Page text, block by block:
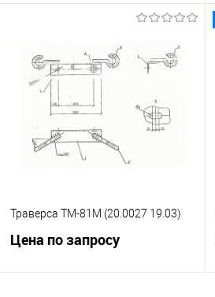
Запросить цену
Купить в 1 клик
К сравнению
В избранное
Под заказ
Траверса ТМ-81М (20.0027 19.03)
Цена по запросу